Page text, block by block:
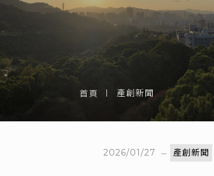
首頁 產創新聞
2026/01/27 產創新聞